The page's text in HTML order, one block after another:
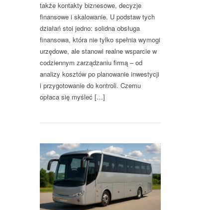
także kontakty biznesowe, decyzje
finansowe i skalowanie. U podstaw tych
działań stoi jedno: solidna obsługa
finansowa, która nie tylko spełnia wymogi
urzędowe, ale stanowi realne wsparcie w
codziennym zarządzaniu firmą – od
analizy kosztów po planowanie inwestycji
i przygotowanie do kontroli. Czemu
opłaca się myśleć […]